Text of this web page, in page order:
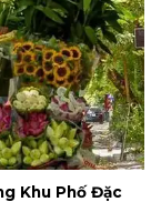
Khu Phố Đặc